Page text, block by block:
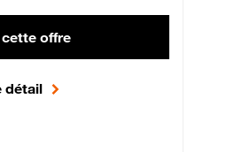
offre
détail